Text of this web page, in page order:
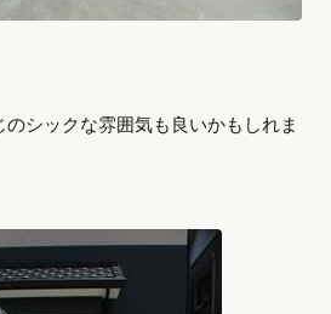
シックな雰囲気も良いかもしれま